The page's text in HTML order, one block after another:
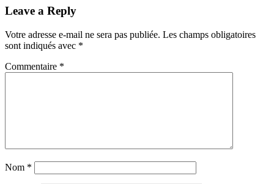
cas
des
crypto-
monnaies
en
dehors
Leave a Reply
Votre adresse e-mail ne sera pas publiée. Les champs obligatoires
sont indiqués avec *
Commentaire *
Nom *